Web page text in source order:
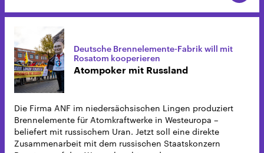
Deutsche Brennelemente-Fabrik will mit
Rosatom kooperieren
Atompoker mit Russland
Die Firma ANF im niedersächsischen Lingen produziert
Brennelemente für Atomkraftwerke in Westeuropa –
beliefert mit russischem Uran. Jetzt soll eine direkte
Zusammenarbeit mit dem russischen Staatskonzern